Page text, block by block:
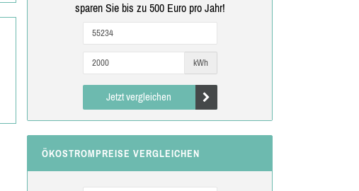
sparen Sie bis zu 500 Euro pro Jahr!
kWh
Jetzt vergleichen
ÖKOSTROMPREISE VERGLEICHEN